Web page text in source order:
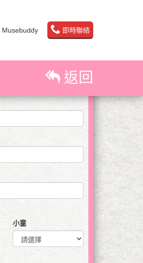
Musebuddy 即時聯絡
返回
小童